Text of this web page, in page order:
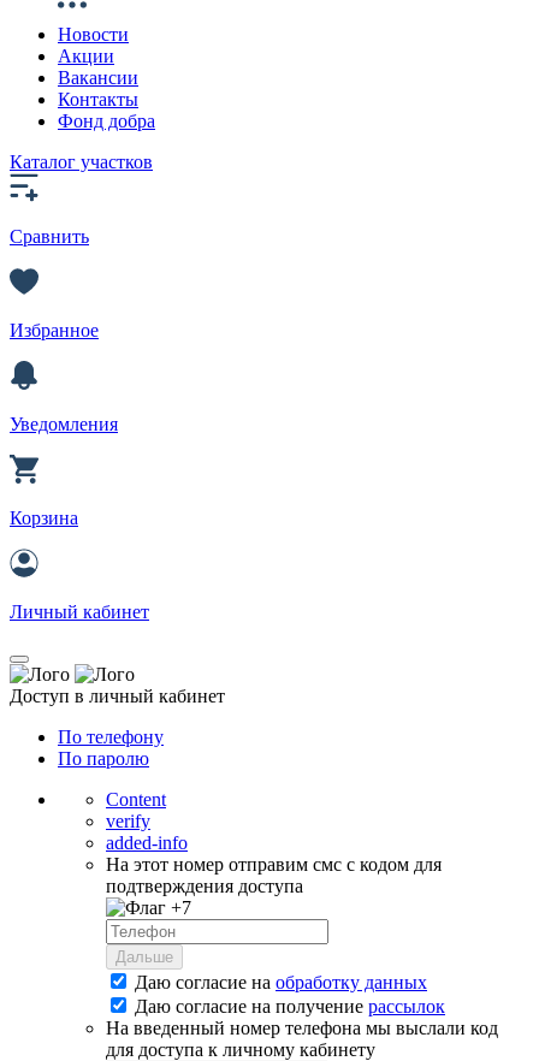
Новости
Акции
Вакансии
Контакты
Фонд добра
Каталог участков
Сравнить
Избранное
Уведомления
Корзина
Личный кабинет
Доступ в личный кабинет
По телефону
По паролю
Content
verify
added-info
На этот номер отправим смс с кодом для
подтверждения доступа
+7
Дальше
Даю согласие на обработку данных
Даю согласие на получение рассылок
На введенный номер телефона мы выслали код
для доступа к личному кабинету